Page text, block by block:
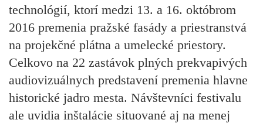
technológií, ktorí medzi 13. a 16. októbrom
2016 premenia pražské fasády a priestranstvá
na projekčné plátna a umelecké priestory.
Celkovo na 22 zastávok plných prekvapivých
audiovizuálnych predstavení premenia hlavne
historické jadro mesta. Návštevníci festivalu
ale uvidia inštalácie situované aj na menej